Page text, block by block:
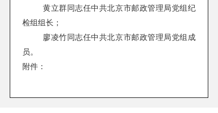
黄立群同志任中共北京市邮政管理局党组纪
检组组长；
廖凌竹同志任中共北京市邮政管理局党组成
员。
附件：